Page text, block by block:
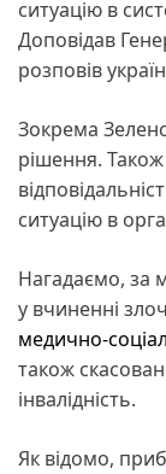
ситуацію в
Доповідав
розповів
Зокрема
рішення.
ситуацію в
Нагадаємо, за
у вчиненні
медично-
також
інвалідність.
Як відомо,